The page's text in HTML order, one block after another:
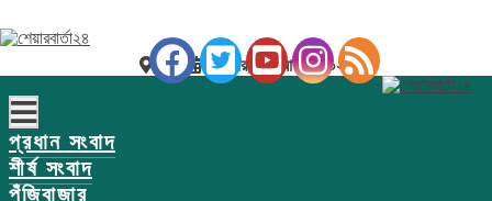
ঢাকা শুক্রবার, ০৭ আগস্ট ২০২৬
প্রধান সংবাদ
শীর্ষ সংবাদ
পুঁজিবাজার